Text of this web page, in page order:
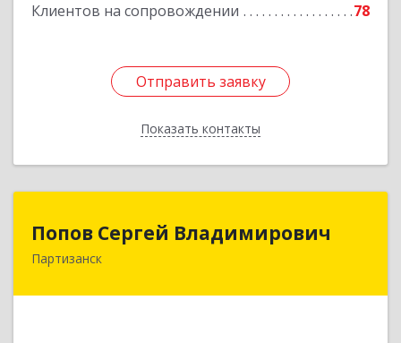
Клиентов на сопровождении 78
Отправить заявку
Показать контакты
Отправить заявку
Назад
Попов Сергей Владимирович
Партизанск
Попов Сергей Владимирович
692922, Приморский край, г. Находка, ул.